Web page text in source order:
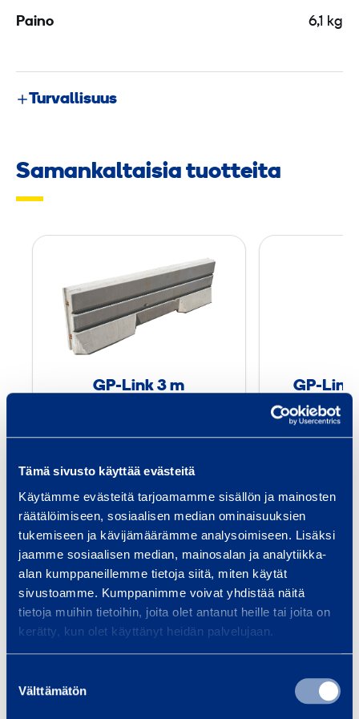
Tämä sivusto käyttää evästeitä
Käytämme evästeitä tarjoamamme sisällön ja mainosten
räätälöimiseen, sosiaalisen median ominaisuuksien
tukemiseen ja kävijämäärämme analysoimiseen. Lisäksi
jaamme sosiaalisen median, mainosalan ja analytiikka-
alan kumppaneillemme tietoja siitä, miten käytät
sivustoamme. Kumppanimme voivat yhdistää näitä
tietoja muihin tietoihin, joita olet antanut heille tai joita on
kerätty, kun olet käyttänyt heidän palvelujaan.
valinta
Välttämätön
Paino 6,1 kg
Turvallisuus
Samankaltaisia tuotteita
P
-
L
k
3
m
GP-Link 3 m
4,48 € / päivä (alv 0 %)
Lisää koriin
GP-Link
Palvelut